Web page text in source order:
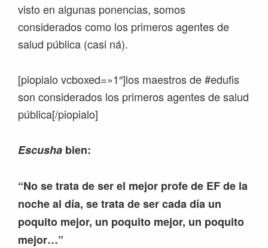
visto en algunas ponencias, somos
considerados como los primeros agentes de
salud pública (casi ná).
[piopialo vcboxed=»1″]los maestros de #edufis
son considerados los primeros agentes de salud
pública[/piopialo]
Escusha bien:
“No se trata de ser el mejor profe de EF de la
noche al día, se trata de ser cada día un
poquito mejor, un poquito mejor, un poquito
mejor…”